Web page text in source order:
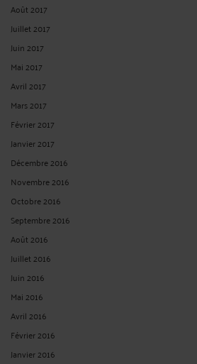
Août 2017
Juillet 2017
Juin 2017
Mai 2017
Avril 2017
Mars 2017
Février 2017
Janvier 2017
Décembre 2016
Novembre 2016
Octobre 2016
Septembre 2016
Août 2016
Juillet 2016
Juin 2016
Mai 2016
Avril 2016
Février 2016
Janvier 2016